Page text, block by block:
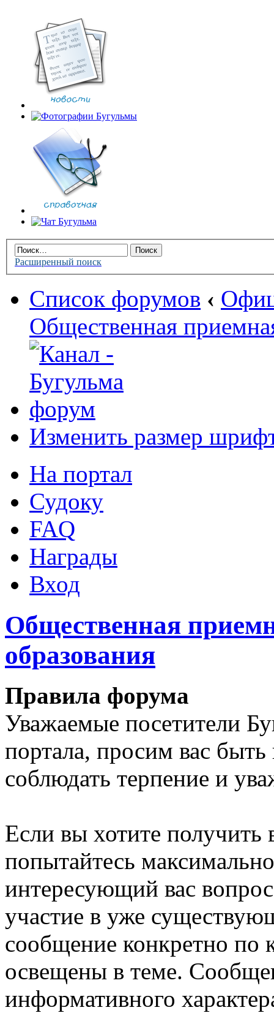
Расширенный поиск
Список форумов ‹
Общественная
Изменить размер
На портал
Судоку
FAQ
Награды
Вход
Общественная
образования
Правила форума
Уважаемые посетители
портала, просим вас
соблюдать терпение и
Если вы хотите получить
попытайтесь
интересующий вас
участие в уже
сообщение конкретно по
освещены в теме.
информативного